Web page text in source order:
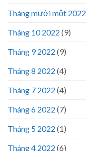
Tháng mười một 2022
Tháng 10 2022 (9)
Tháng 9 2022 (9)
Tháng 8 2022 (4)
Tháng 7 2022 (4)
Tháng 6 2022 (7)
Tháng 5 2022 (1)
Tháng 4 2022 (6)